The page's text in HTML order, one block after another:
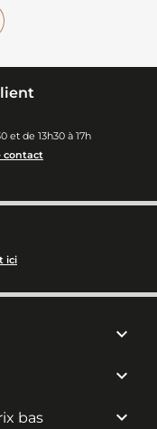
et de 13h30 à 17h
contact
ici


bas 